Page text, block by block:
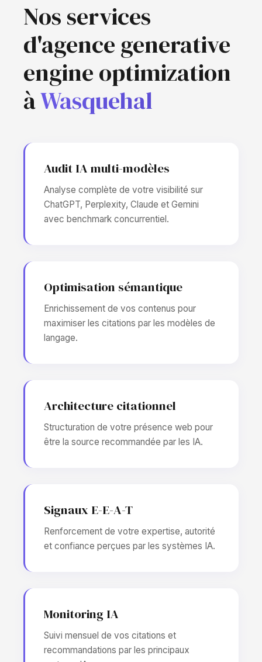
Nos services
d'agence generative
engine optimization
àWasquehal
Audit IA multi-modèles
Analyse complète de votre visibilité sur
ChatGPT, Perplexity, Claude et Gemini
avec benchmark concurrentiel.
Optimisation sémantique
Enrichissement de vos contenus pour
maximiser les citations par les modèles de
langage.
Architecture citationnel
Structuration de votre présence web pour
être la source recommandée par les IA.
Signaux E-E-A-T
Renforcement de votre expertise, autorité
et confiance perçues par les systèmes IA.
Monitoring IA
Suivi mensuel de vos citations et
recommandations par les principaux